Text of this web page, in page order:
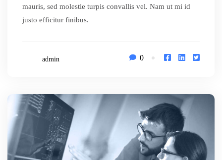
mauris, sed molestie turpis convallis vel. Nam ut mi id
justo efficitur finibus.
admin 0